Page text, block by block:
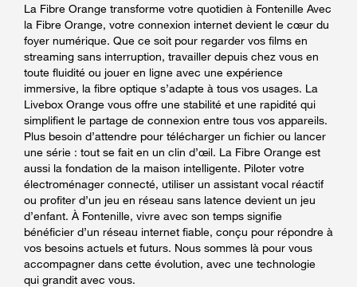
La Fibre Orange transforme votre quotidien à Fontenille Avec
la Fibre Orange, votre connexion internet devient le cœur du
foyer numérique. Que ce soit pour regarder vos films en
streaming sans interruption, travailler depuis chez vous en
toute fluidité ou jouer en ligne avec une expérience
immersive, la fibre optique s’adapte à tous vos usages. La
Livebox Orange vous offre une stabilité et une rapidité qui
simplifient le partage de connexion entre tous vos appareils.
Plus besoin d’attendre pour télécharger un fichier ou lancer
une série : tout se fait en un clin d’œil. La Fibre Orange est
aussi la fondation de la maison intelligente. Piloter votre
électroménager connecté, utiliser un assistant vocal réactif
ou profiter d’un jeu en réseau sans latence devient un jeu
d’enfant. À Fontenille, vivre avec son temps signifie
bénéficier d’un réseau internet fiable, conçu pour répondre à
vos besoins actuels et futurs. Nous sommes là pour vous
accompagner dans cette évolution, avec une technologie
qui grandit avec vous.